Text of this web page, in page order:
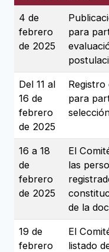
4 de
febrero
de 2025
para
Del 11 al
16 de
febrero
de 2025
Registro
para
16 a 18
de
febrero
de 2025
El
las
de la
19 de
febrero
El
listado